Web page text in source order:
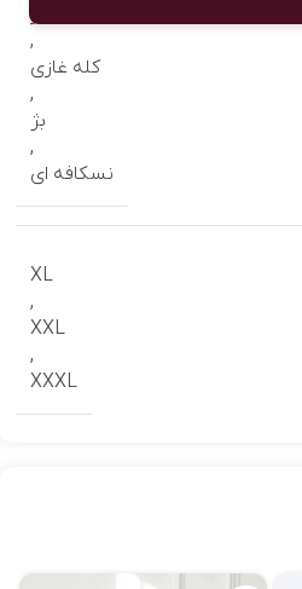
سبز
,
کله غازی
,
بژ
,
نسکافه ای
XL
,
XXL
,
XXXL